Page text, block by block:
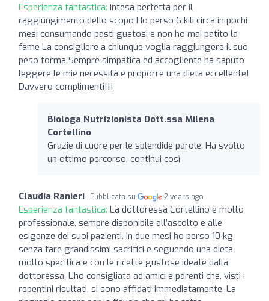
Esperienza fantastica: intesa perfetta per il
raggiungimento dello scopo Ho perso 6 kili circa in pochi
mesi consumando pasti gustosi e non ho mai patito la
fame La consigliere a chiunque voglia raggiungere il suo
peso forma Sempre simpatica ed accogliente ha saputo
leggere le mie necessità e proporre una dieta eccellente!
Davvero complimenti!!!
Biologa Nutrizionista Dott.ssa Milena
Cortellino
Grazie di cuore per le splendide parole. Ha svolto
un ottimo percorso, continui così
Claudia Ranieri Pubblicata su 2 years ago
Esperienza fantastica: La dottoressa Cortellino è molto
professionale, sempre disponibile all’ascolto e alle
esigenze dei suoi pazienti. In due mesi ho perso 10 kg
senza fare grandissimi sacrifici e seguendo una dieta
molto specifica e con le ricette gustose ideate dalla
dottoressa. L’ho consigliata ad amici e parenti che, visti i
repentini risultati, si sono affidati immediatamente. La